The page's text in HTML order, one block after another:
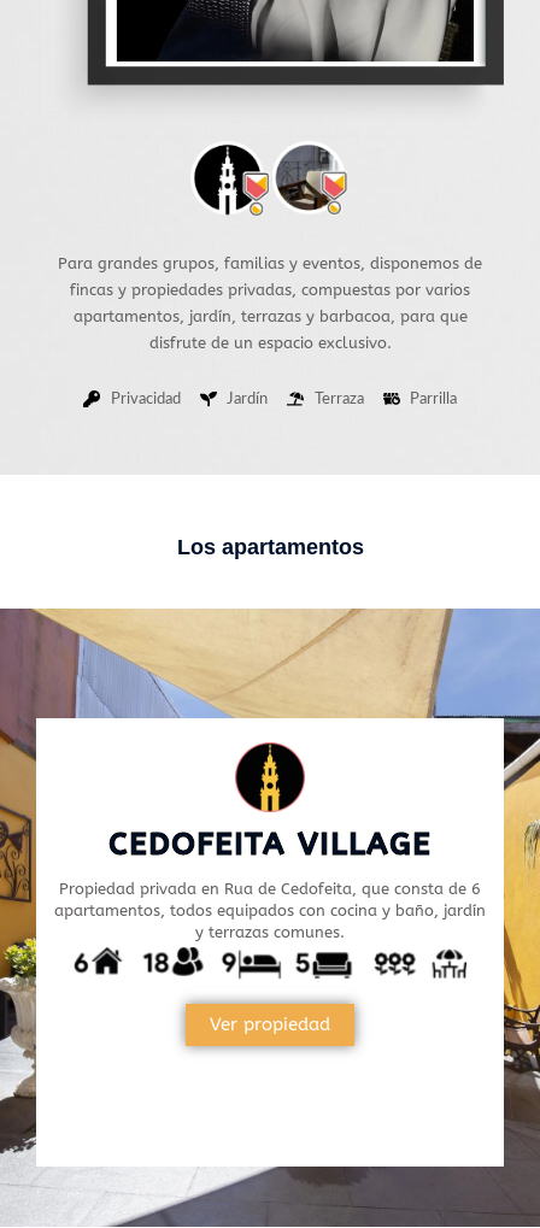
Para grandes grupos, familias y eventos, disponemos de
fincas y propiedades privadas, compuestas por varios
apartamentos, jardín, terrazas y barbacoa, para que
disfrute de un espacio exclusivo.
Privacidad Jardín Terraza Parrilla
Los apartamentos
CEDOFEITA VILLAGE
Propiedad privada en Rua de Cedofeita, que consta de 6
apartamentos, todos equipados con cocina y baño, jardín
y terrazas comunes.
Ver propiedad